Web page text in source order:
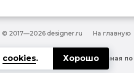
© 2017—2026 designer.ru На главную
Полезная
cookies. Хорошо